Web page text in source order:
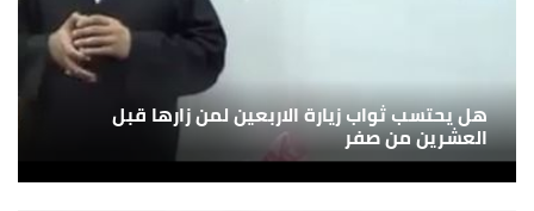
هل يحتسب ثواب زيارة الاربعين لمن زارها قبل
العشرين من صفر